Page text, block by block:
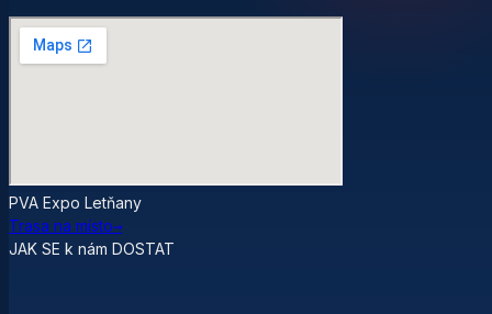
PVA Expo Letňany
Trasa na místo→
JAK SE k nám DOSTAT